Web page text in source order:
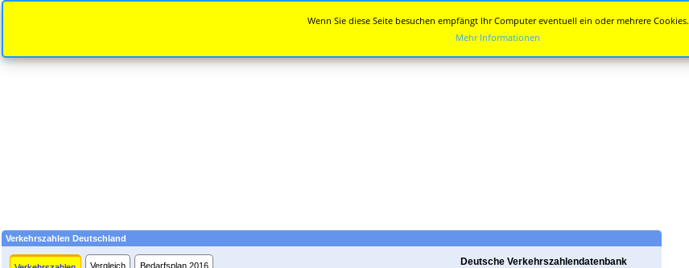
Verkehrszahlen Deutschland
Vergleich Bedarfsplan 2016 Deutsche Verkehrszahlendatenbank
Wenn Sie diese Seite besuchen empfängt Ihr Computer eventuell ein oder mehrere Cookies.
Mehr Informationen